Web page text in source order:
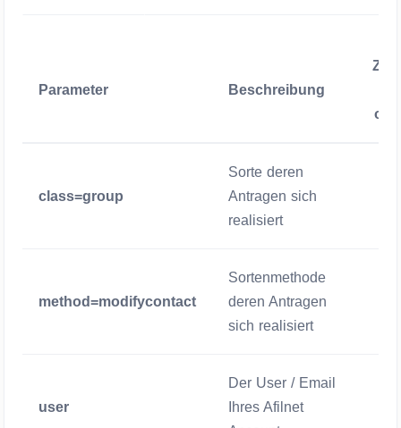
Parameter Beschreibung
class=group
Sorte deren
Antragen sich
realisiert
method=modifycontact
Sortenmethode
deren Antragen
sich realisiert
user
Der User / Email
Ihres Afilnet